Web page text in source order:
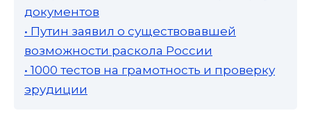
документов
• Путин заявил о существовавшей
возможности раскола России
• 1000 тестов на грамотность и проверку
эрудиции